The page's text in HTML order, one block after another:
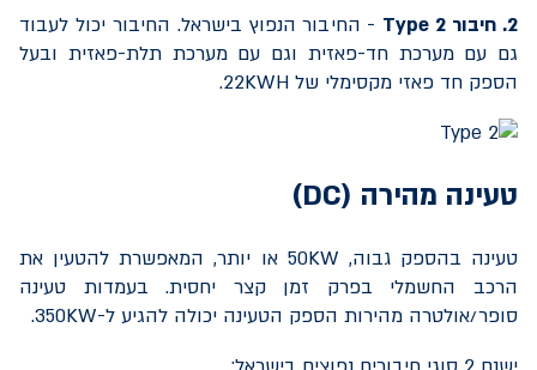
2. חיבור Type 2 - החיבור הנפוץ בישראל. החיבור יכול לעבוד
גם עם מערכת חד-פאזית וגם עם מערכת תלת-פאזית ובעל
הספק חד פאזי מקסימלי של 22KWH
.
טעינה מהירה (DC
)
טעינה בהספק גבוה, 50KW או יותר, המאפשרת להטעין את
הרכב החשמלי בפרק זמן קצר יחסית. בעמדות טעינה
סופר/אולטרה מהירות הספק הטעינה יכולה להגיע ל-350KW
.